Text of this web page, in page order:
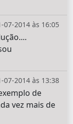
07-2014 às 16:05
07-2014 às 13:38
de
vez mais de